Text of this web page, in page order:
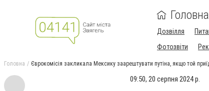
Головна
Дозвілля
Фотозвіти
Головна Єврокомісія закликала Мексику заарештувати путіна, якщо той
09:50, 20 серпня 2024 р.